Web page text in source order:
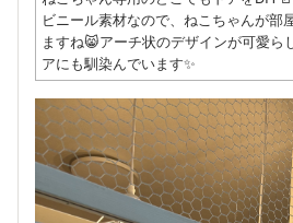
ビニール素材なので、ねこちゃんが部
ますね😸アーチ状のデザインが可愛ら
アにも馴染んでいます✨